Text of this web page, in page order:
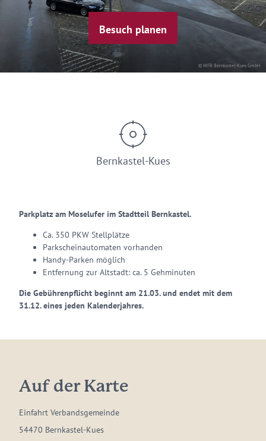
© WFB Bernkastel-Kues GmbH
Besuch planen
Bernkastel-Kues
Parkplatz am Moselufer im Stadtteil Bernkastel.
Ca. 350 PKW Stellplätze
Parkscheinautomaten vorhanden
Handy-Parken möglich
Entfernung zur Altstadt: ca. 5 Gehminuten
Die Gebührenpflicht beginnt am 21.03. und endet mit dem
31.12. eines jeden Kalenderjahres.
Auf der Karte
Einfahrt Verbandsgemeinde
54470 Bernkastel-Kues